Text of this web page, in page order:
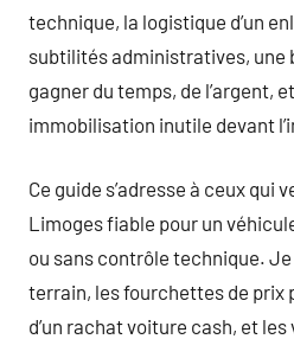
technique, la logistique d’un
subtilités administratives, une
gagner du temps, de l’argent,
immobilisation inutile devant
Ce guide s’adresse à ceux qui
Limoges fiable pour un
ou sans contrôle technique.
terrain, les fourchettes de prix
d’un rachat voiture cash, et